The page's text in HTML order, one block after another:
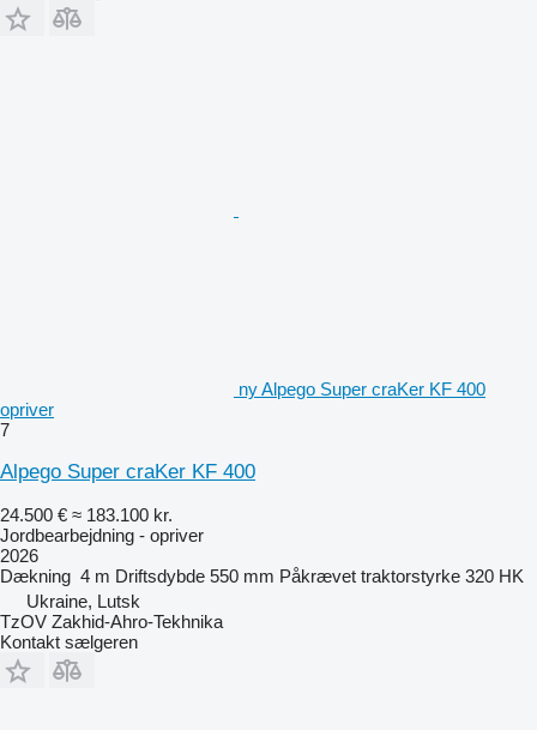
ny Alpego Super craKer KF 400
opriver
7
Alpego Super craKer KF 400
24.500 € ≈ 183.100 kr.
Jordbearbejdning - opriver
2026
Dækning 4 m Driftsdybde 550 mm Påkrævet traktorstyrke 320 HK
Ukraine, Lutsk
TzOV Zakhid-Ahro-Tekhnika
Kontakt sælgeren